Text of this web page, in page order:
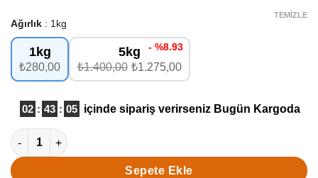
Ağırlık 1kg
1kg
₺280,00
5kg
₺1.400,00
- %8.93
₺1.275,00
TEMIZLE
02 : 43 : 04 içinde sipariş verirseniz Bugün Kargoda
Kelkit Yerli Şeker Fasulyesi adet
Sepete Ekle